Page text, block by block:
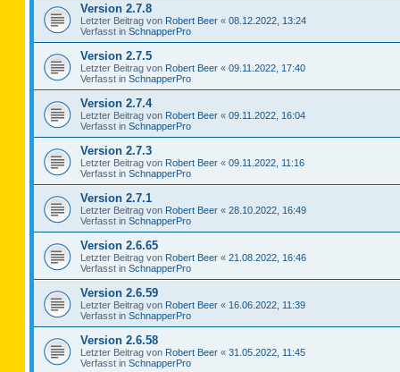
Version 2.7.8
Letzter Beitrag von Robert Beer « 08.12.2022, 13:24
Verfasst in SchnapperPro
Version 2.7.5
Letzter Beitrag von Robert Beer « 09.11.2022, 17:40
Verfasst in SchnapperPro
Version 2.7.4
Letzter Beitrag von Robert Beer « 09.11.2022, 16:04
Verfasst in SchnapperPro
Version 2.7.3
Letzter Beitrag von Robert Beer « 09.11.2022, 11:16
Verfasst in SchnapperPro
Version 2.7.1
Letzter Beitrag von Robert Beer « 28.10.2022, 16:49
Verfasst in SchnapperPro
Version 2.6.65
Letzter Beitrag von Robert Beer « 21.08.2022, 16:46
Verfasst in SchnapperPro
Version 2.6.59
Letzter Beitrag von Robert Beer « 16.06.2022, 11:39
Verfasst in SchnapperPro
Version 2.6.58
Letzter Beitrag von Robert Beer « 31.05.2022, 11:45
Verfasst in SchnapperPro